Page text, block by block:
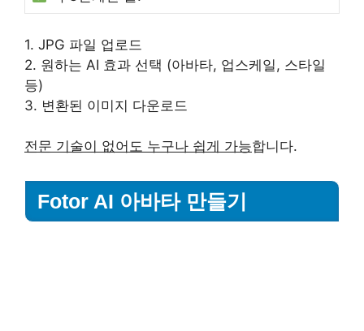
1. JPG 파일 업로드
2. 원하는 AI 효과 선택 (아바타, 업스케일, 스타일
등)
3. 변환된 이미지 다운로드
전문 기술이 없어도 누구나 쉽게 가능합니다.
Fotor AI 아바타 만들기